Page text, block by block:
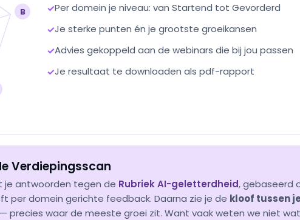
B
✓Per domein je niveau: van Startend tot Gevorderd
✓Je sterke punten én je grootste groeikansen
✓Advies gekoppeld aan de webinars die bij jou passen
✓Je resultaat te downloaden als pdf-rapport
Verdiepingsscan
je antwoorden tegen de Rubriek AI-geletterdheid, gebaseerd
per domein gerichte feedback. Daarna zie je de kloof tussen
— precies waar de meeste groei zit. Want vaak weten we niet